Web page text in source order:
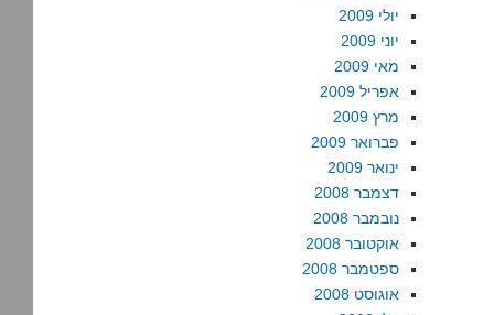
יולי 2009
יוני 2009
מאי 2009
אפריל 2009
מרץ 2009
פברואר 2009
ינואר 2009
דצמבר 2008
נובמבר 2008
אוקטובר 2008
ספטמבר 2008
אוגוסט 2008